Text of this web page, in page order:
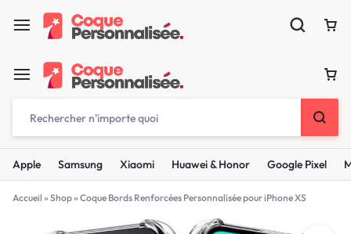
Apple Samsung Xiaomi Huawei & Honor Google Pixel
Accueil » Shop» Coque Bords Renforcées Personnalisée pour iPhone XS